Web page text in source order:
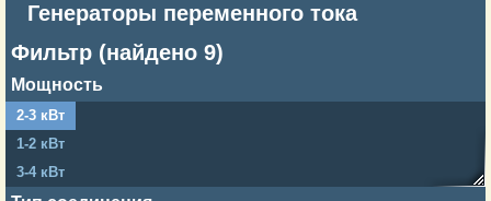
Генераторы переменного тока
Фильтр (найдено 9)
Мощность
2-3 кВт
1-2 кВт
3-4 кВт